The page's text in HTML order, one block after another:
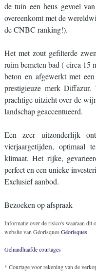
de tuin een heus gevoel
overeenkomt met de
de CNBC ranking!).
Het met zout gefilterde
ruim bemeten bad ( circa 15
beton en afgewerkt met
prestigieuze merk
prachtige uitzicht over de
landschap geaccentueerd.
Een zeer uitzonderlijk
vierjaargetijden, optimaal
klimaat. Het rijke,
perfect en een unieke
Exclusief aanbod.
Bezoeken op afspraak
Informatie over de risico's waaraan dit
website van Géorisques Géorisques
Gehandhaafde courtages
* Courtage voor rekening van de